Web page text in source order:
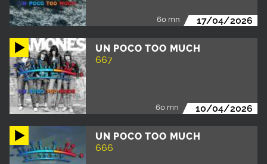
60 mn 17/04/2026
UN POCO TOO MUCH
667
60 mn 10/04/2026
UN POCO TOO MUCH
666